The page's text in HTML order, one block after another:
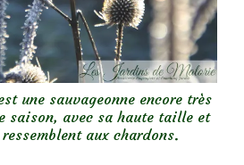
une sauvageonne encore très
saison, avec sa haute taille et
aux chardons.